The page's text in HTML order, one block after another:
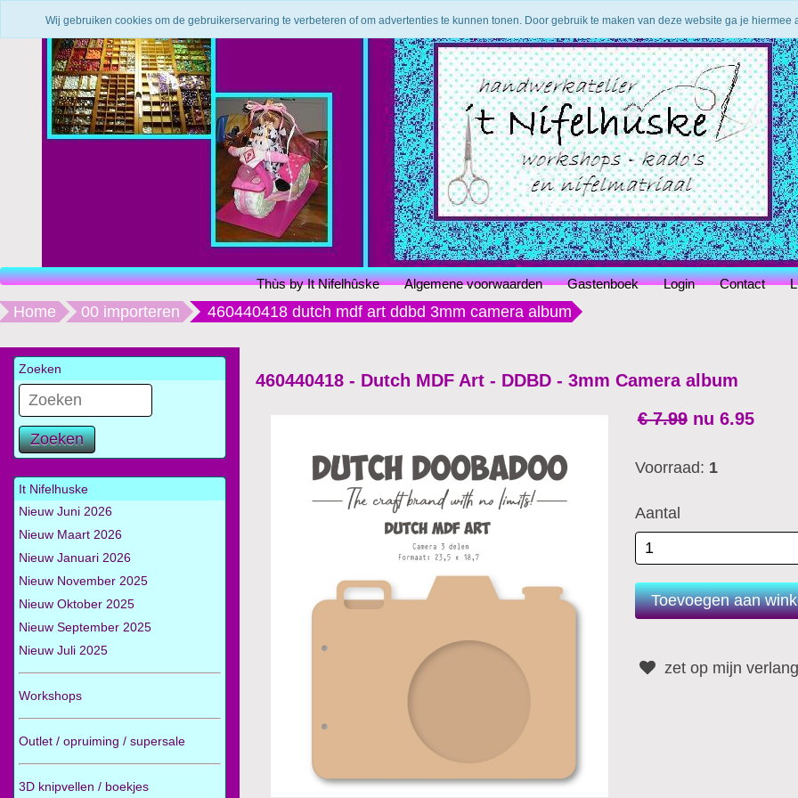
Thùs by It Nifelhûske Algemene voorwaarden Gastenboek Login Contact
Home 00 importeren 460440418 dutch mdf art ddbd 3mm camera album
Zoeken
Zoeken
It Nifelhuske
Nieuw Juni 2026
Nieuw Maart 2026
Nieuw Januari 2026
Nieuw November 2025
Nieuw Oktober 2025
Nieuw September 2025
Nieuw Juli 2025
Workshops
Outlet / opruiming / supersale
3D knipvellen / boekjes
460440418 - Dutch MDF Art - DDBD - 3mm Camera album
€ 7.99nu 6.95
Voorraad: 1
Aantal
zet op mijn
Wij gebruiken cookies om de gebruikerservaring te verbeteren of om advertenties te kunnen tonen. Door gebruik te maken van deze website ga je hiermee